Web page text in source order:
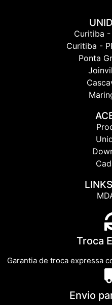
Curitiba -
Curitiba -
Ponta
Troca
Garantia de troca expressa
Envio